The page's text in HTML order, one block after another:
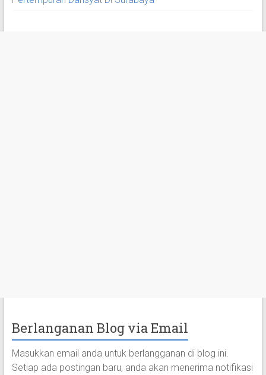
Berlanganan Blog via Email
Masukkan email anda untuk berlangganan di blog ini.
Setiap ada postingan baru, anda akan menerima notifikasi